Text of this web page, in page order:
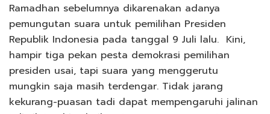
Ramadhan sebelumnya dikarenakan adanya
pemungutan suara untuk pemilihan Presiden
Republik Indonesia pada tanggal 9 Juli lalu. Kini,
hampir tiga pekan pesta demokrasi pemilihan
presiden usai, tapi suara yang menggerutu
mungkin saja masih terdengar. Tidak jarang
kekurang-puasan tadi dapat mempengaruhi jalinan